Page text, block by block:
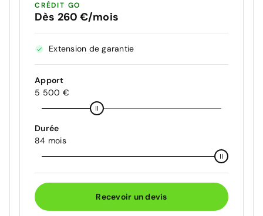
CRÉDIT GO
Dès 260 €/mois
Extension de garantie
Apport
5 500 €
Durée
84 mois
Recevoir un devis